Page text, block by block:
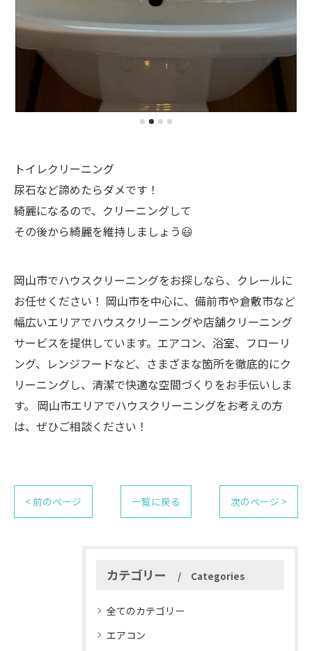
トイレクリーニング
尿石など諦めたらダメです！
綺麗になるので、クリーニングして
その後から綺麗を維持しましょう😃
岡山市でハウスクリーニングをお探しなら、クレールに
お任せください！ 岡山市を中心に、備前市や倉敷市など
幅広いエリアでハウスクリーニングや店舗クリーニング
サービスを提供しています。エアコン、浴室、フローリ
ング、レンジフードなど、さまざまな箇所を徹底的にク
リーニングし、清潔で快適な空間づくりをお手伝いしま
す。 岡山市エリアでハウスクリーニングをお考えの方
は、ぜひご相談ください！
< 前のページ 一覧に戻る 次のページ >
カテゴリー Categories
全てのカテゴリー
エアコン